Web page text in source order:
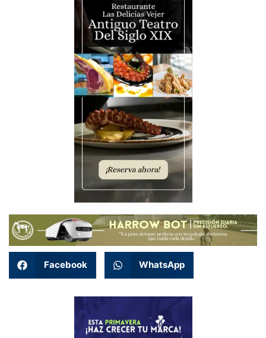
Facebook WhatsApp